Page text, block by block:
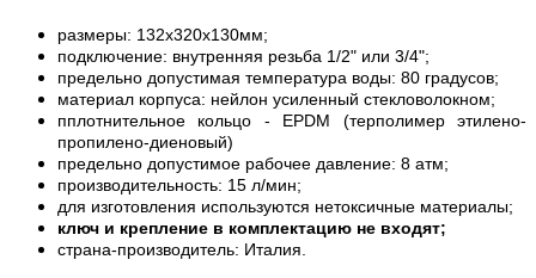
размеры: 132х320х130мм;
подключение: внутренняя резьба 1/2" или 3/4";
предельно допустимая температура воды: 80 градусов;
материал корпуса: нейлон усиленный стекловолокном;
пплотнительное кольцо - EPDM (терполимер этилено-
пропилено-диеновый)
предельно допустимое рабочее давление: 8 атм;
производительность: 15 л/мин;
для изготовления используются нетоксичные материалы;
ключ и крепление в комплектацию не входят;
страна-производитель: Италия.